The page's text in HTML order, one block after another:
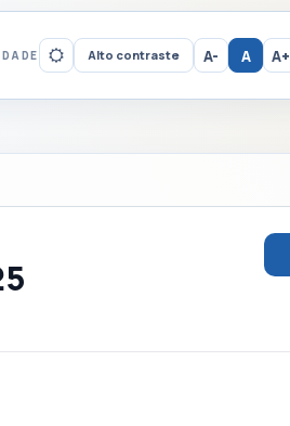
Alto contraste A- A A+